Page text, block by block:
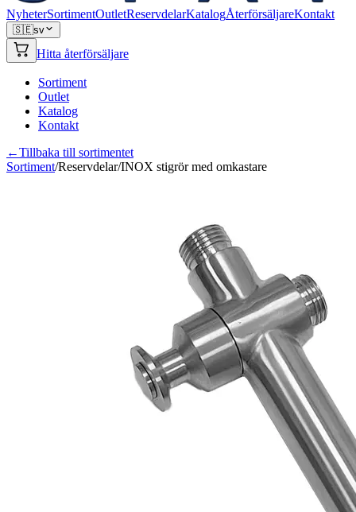
NyheterSortimentOutletReservdelarKatalogÅterförsäljareKontakt
🇸🇪sv
Hitta återförsäljare
Sortiment
Outlet
Katalog
Kontakt
←Tillbaka till sortimentet
Sortiment/Reservdelar/INOX stigrör med omkastare